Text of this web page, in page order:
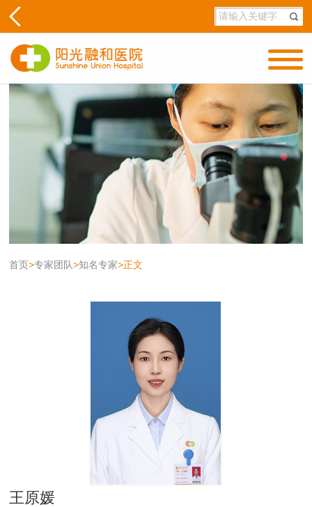
首页>专家团队>知名专家>正文
王原媛